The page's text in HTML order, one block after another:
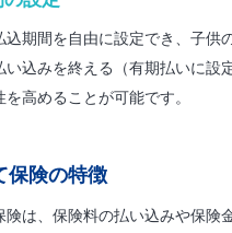
込期間を自由に設定でき、子供
い込みを終える（有期払いに設
高めることが可能です。
保険の特徴
険は、保険料の払い込みや保険